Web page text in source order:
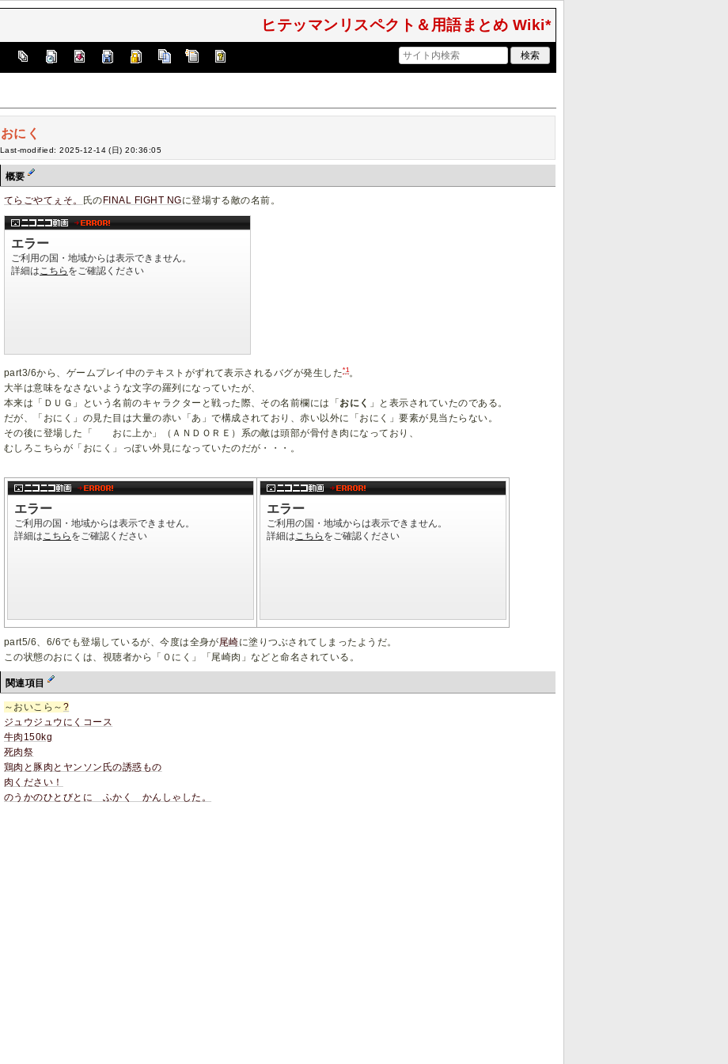
ヒテッマンリスペクト＆用語まとめ Wiki*
おにく
Last-modified: 2025-12-14 (日) 20:36:05
概要
てらごやてぇそ。 氏の FINAL FIGHT NGに登場する敵の名前。
part3/6から、ゲームプレイ中のテキストがずれて表示されるバグが発生した*1。
大半は意味をなさないような文字の羅列になっていたが、
本来は「ＤＵＧ」という名前のキャラクターと戦った際、その名前欄には「 おにく 」と表示されていたのである。
だが、「おにく」の見た目は大量の赤い「あ」で構成されており、赤い以外に「おにく」要素が見当たらない。
その後に登場した「 おに上か」（ＡＮＤＯＲＥ）系の敵は頭部が骨付き肉になっており、
むしろこちらが「おにく」っぽい外見になっていたのだが・・・。
part5/6、6/6でも登場しているが、今度は全身が尾崎に塗りつぶされてしまったようだ。
この状態のおにくは、視聴者から「０にく」「尾崎肉」などと命名されている。
関連項目
～おいこら～ ?
ジュウジュウにくコース
牛肉150kg
死肉祭
鶏肉と豚肉とヤンソン氏の誘惑もの
肉ください！
のうかのひとびとに ふかく かんしゃした。